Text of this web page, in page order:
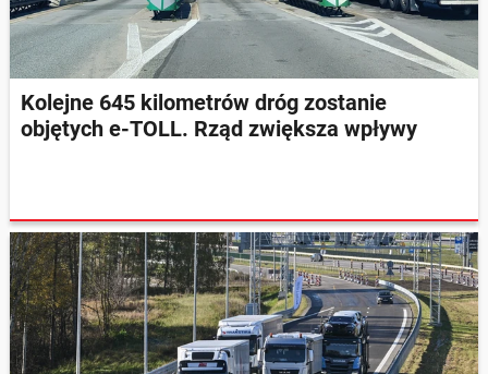
Kolejne 645 kilometrów dróg zostanie
objętych e-TOLL. Rząd zwiększa wpływy